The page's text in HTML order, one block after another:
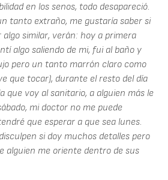
en los senos, todo desapareció.
tanto extraño, me gustaría saber si
algo similar, verán: hoy a primera
algo saliendo de mi, fui al baño y
pero un tanto marrón claro como
que tocar), durante el resto del día
que voy al sanitario, a alguien más le
mi doctor no me puede
que esperar a que sea lunes.
si doy muchos detalles pero
alguien me oriente dentro de sus